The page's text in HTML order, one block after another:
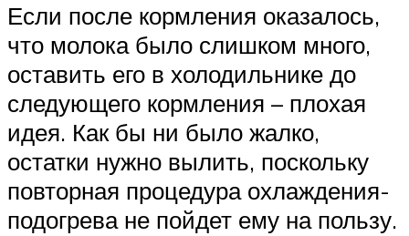
Если после кормления оказалось,
что молока было слишком много,
оставить его в холодильнике до
следующего кормления – плохая
идея. Как бы ни было жалко,
остатки нужно вылить, поскольку
повторная процедура охлаждения-
подогрева не пойдет ему на пользу.